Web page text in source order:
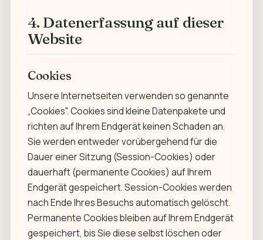
4. Datenerfassung auf dieser
Website
Cookies
Unsere Internetseiten verwenden so genannte
„Cookies". Cookies sind kleine Datenpakete und
richten auf Ihrem Endgerät keinen Schaden an.
Sie werden entweder vorübergehend für die
Dauer einer Sitzung (Session-Cookies) oder
dauerhaft (permanente Cookies) auf Ihrem
Endgerät gespeichert. Session-Cookies werden
nach Ende Ihres Besuchs automatisch gelöscht.
Permanente Cookies bleiben auf Ihrem Endgerät
gespeichert, bis Sie diese selbst löschen oder